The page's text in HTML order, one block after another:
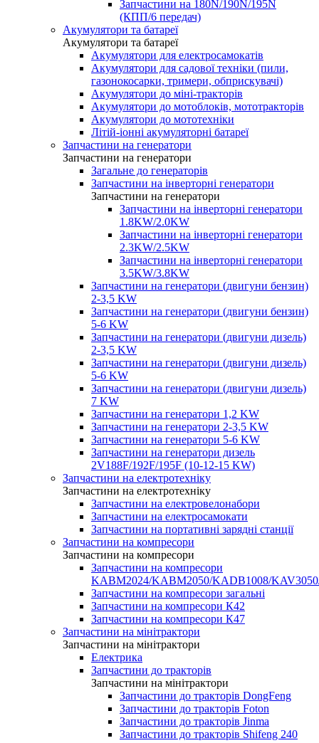
Запчастини на 180N/190N/195N
(КПП/6 передач)
Акумулятори та батареї
Акумулятори та батареї
Акумулятори для електросамокатів
Акумулятори для садової техніки (пили,
газонокосарки, тримери, обприскувачі)
Акумулятори до міні-тракторів
Акумулятори до мотоблоків, мототракторів
Акумулятори до мототехніки
Літій-іонні акумуляторні батареї
Запчастини на генератори
Запчастини на генератори
Загальне до генераторів
Запчастини на інверторні генератори
Запчастини на генератори
Запчастини на інверторні генератори
1.8KW/2.0KW
Запчастини на інверторні генератори
2.3KW/2.5KW
Запчастини на інверторні генератори
3.5KW/3.8KW
Запчастини на генератори (двигуни бензин)
2-3,5 KW
Запчастини на генератори (двигуни бензин)
5-6 KW
Запчастини на генератори (двигуни дизель)
2-3,5 KW
Запчастини на генератори (двигуни дизель)
5-6 KW
Запчастини на генератори (двигуни дизель)
7 KW
Запчастини на генератори 1,2 KW
Запчастини на генератори 2-3,5 KW
Запчастини на генератори 5-6 KW
Запчастини на генератори дизель
2V188F/192F/195F (10-12-15 KW)
Запчастини на електротехніку
Запчастини на електротехніку
Запчастини на електровелонабори
Запчастини на електросамокати
Запчастини на портативні зарядні станції
Запчастини на компресори
Запчастини на компресори
Запчастини на компресори
KABM2024/KABM2050/KADB1008/
Запчастини на компресори загальні
Запчастини на компресори К42
Запчастини на компресори К47
Запчастини на мінітрактори
Запчастини на мінітрактори
Електрика
Запчастини до тракторів
Запчастини на мінітрактори
Запчастини до тракторів DongFeng
Запчастини до тракторів Foton
Запчастини до тракторів Jinma
Запчастини до тракторів Shifeng 240